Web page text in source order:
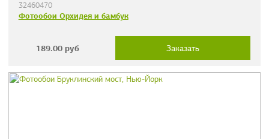
32460470
Фотообои Орхидея и бамбук
189.00 руб Заказать